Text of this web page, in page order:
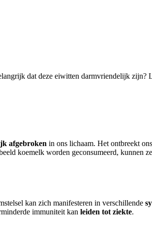
dat deze eiwitten darmvriendelijk zijn?
afgebroken in ons lichaam. Het ontbreekt
koemelk worden geconsumeerd, kunnen
kan zich manifesteren in verschillende
immuniteit kan leiden tot ziekte.